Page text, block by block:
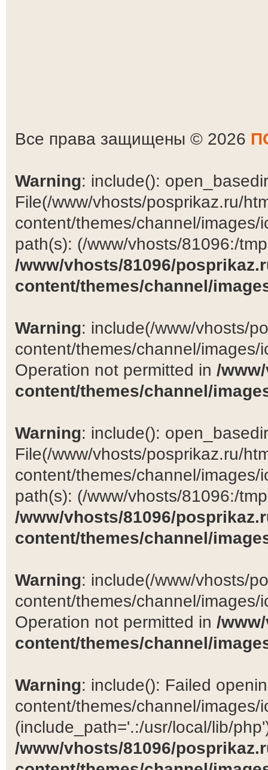
Все права защищены © 2026
Warning: include():
File(/www/vhosts/posprikaz.ru/
content/themes/channel/
path(s): (/www/vhosts/81096:/
/www/vhosts/81096/
content/themes/channel/
Warning: include(/www/vhosts/
content/themes/channel/
Operation not permitted in /
content/themes/channel/
Warning: include():
File(/www/vhosts/posprikaz.ru/
content/themes/channel/
path(s): (/www/vhosts/81096:/
/www/vhosts/81096/
content/themes/channel/
Warning: include(/www/vhosts/
content/themes/channel/
Operation not permitted in /
content/themes/channel/
Warning: include(): Failed
content/themes/channel/images/
(include_path='.:/usr/local/lib/
/www/vhosts/81096/